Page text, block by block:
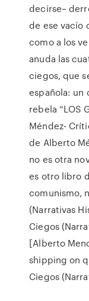
decirse–
de ese va­cío
como a los
anuda las
ciegos, que
española: un
rebela “LOS
Méndez-
de Alberto
no es otra
es otro libro
comunismo,
(Narrativas
Ciegos
[Alberto
shipping on
Ciegos